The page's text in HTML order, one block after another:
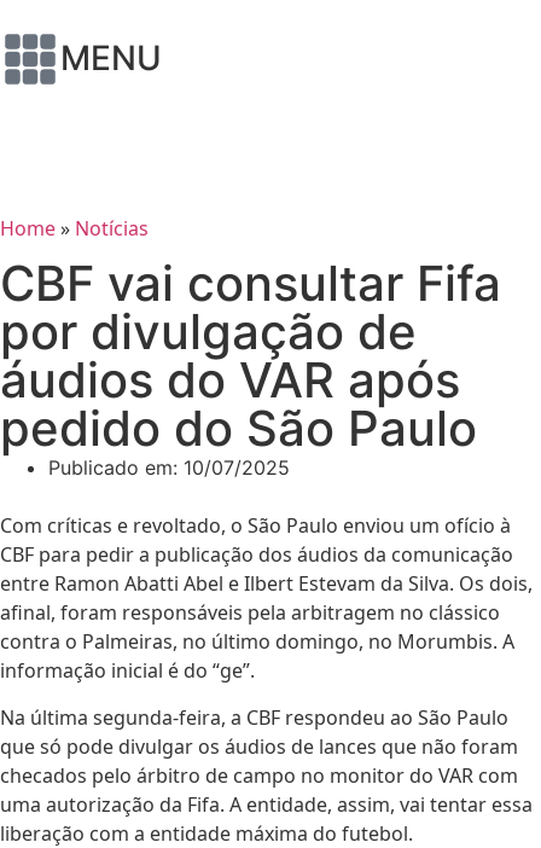
MENU
Home» Notícias
CBF vai consultar Fifa
por divulgação de
áudios do VAR após
pedido do São Paulo
Publicado em: 10/07/2025
Com críticas e revoltado, o São Paulo enviou um ofício à
CBF para pedir a publicação dos áudios da comunicação
entre Ramon Abatti Abel e Ilbert Estevam da Silva. Os dois,
afinal, foram responsáveis pela arbitragem no clássico
contra o Palmeiras, no último domingo, no Morumbis. A
informação inicial é do “ge”.
Na última segunda-feira, a CBF respondeu ao São Paulo
que só pode divulgar os áudios de lances que não foram
checados pelo árbitro de campo no monitor do VAR com
uma autorização da Fifa. A entidade, assim, vai tentar essa
liberação com a entidade máxima do futebol.